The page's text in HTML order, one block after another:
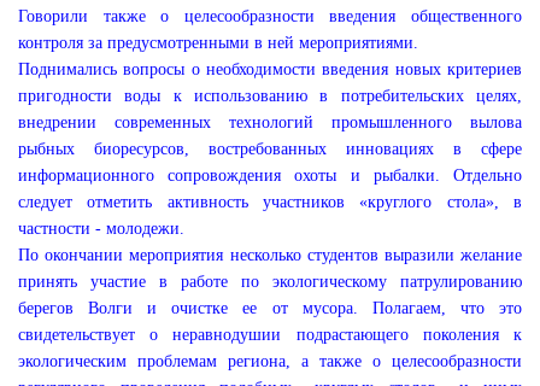
Говорили также о целесообразности введения общественного
контроля за предусмотренными в ней мероприятиями.
Поднимались вопросы о необходимости введения новых критериев
пригодности воды к использованию в потребительских целях,
внедрении современных технологий промышленного вылова
рыбных биоресурсов, востребованных инновациях в сфере
информационного сопровождения охоты и рыбалки. Отдельно
следует отметить активность участников «круглого стола», в
частности - молодежи.
По окончании мероприятия несколько студентов выразили желание
принять участие в работе по экологическому патрулированию
берегов Волги и очистке ее от мусора. Полагаем, что это
свидетельствует о неравнодушии подрастающего поколения к
экологическим проблемам региона, а также о целесообразности